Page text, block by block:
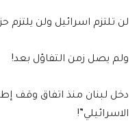
لن تلتزم اسرائيل ولن يلتزم
ولم يصل زمن التفاؤل بعد!
الاسرائيلي”!